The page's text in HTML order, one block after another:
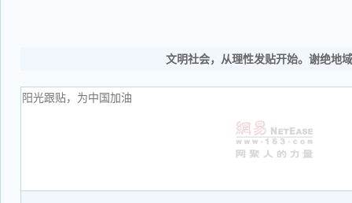
文明社会，从理性发贴开始。谢绝地